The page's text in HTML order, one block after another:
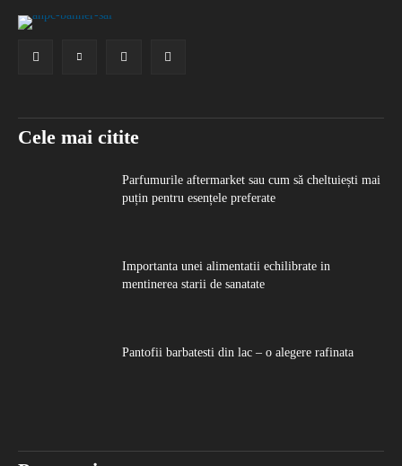
Cele mai citite
Parfumurile aftermarket sau cum să cheltuiești mai
puțin pentru esențele preferate
Importanta unei alimentatii echilibrate in
mentinerea starii de sanatate
Pantofii barbatesti din lac – o alegere rafinata